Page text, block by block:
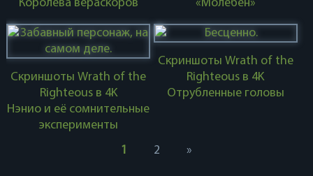
Королева вераскоров
«Молебен»
Скриншоты Wrath of the
Righteous в 4K
Нэнио и её сомнительные
эксперименты
Скриншоты Wrath of the
Righteous в 4K
Отрубленные головы
1 2 »